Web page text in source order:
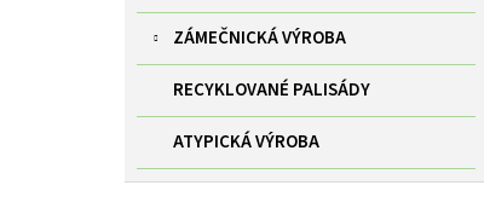
ZÁMEČNICKÁ VÝROBA
RECYKLOVANÉ PALISÁDY
ATYPICKÁ VÝROBA